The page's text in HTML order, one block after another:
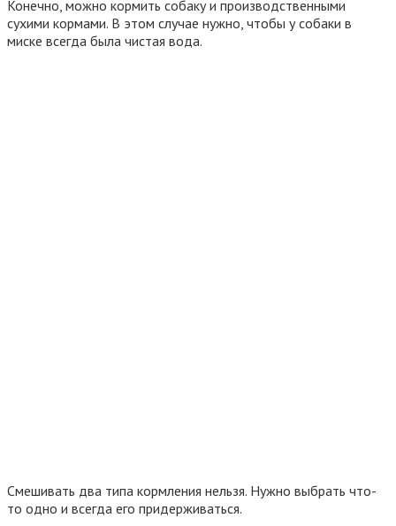
Конечно, можно кормить собаку и производственными
сухими кормами. В этом случае нужно, чтобы у собаки в
миске всегда была чистая вода.
Смешивать два типа кормления нельзя. Нужно выбрать что-
то одно и всегда его придерживаться.